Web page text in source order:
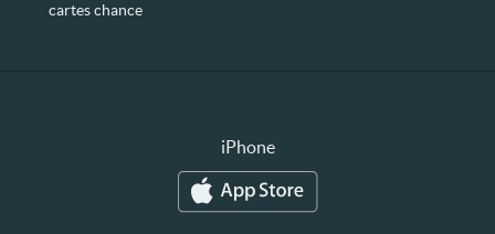
cartes chance
iPhone